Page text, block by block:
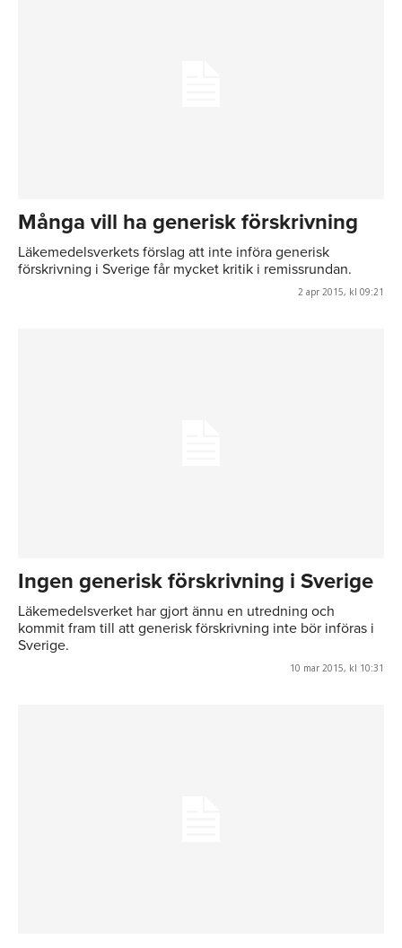
Många vill ha generisk förskrivning
Läkemedelsverkets förslag att inte införa generisk
förskrivning i Sverige får mycket kritik i remissrundan.
2 apr 2015, kl 09:21
Ingen generisk förskrivning i Sverige
Läkemedelsverket har gjort ännu en utredning och
kommit fram till att generisk förskrivning inte bör införas i
Sverige.
10 mar 2015, kl 10:31